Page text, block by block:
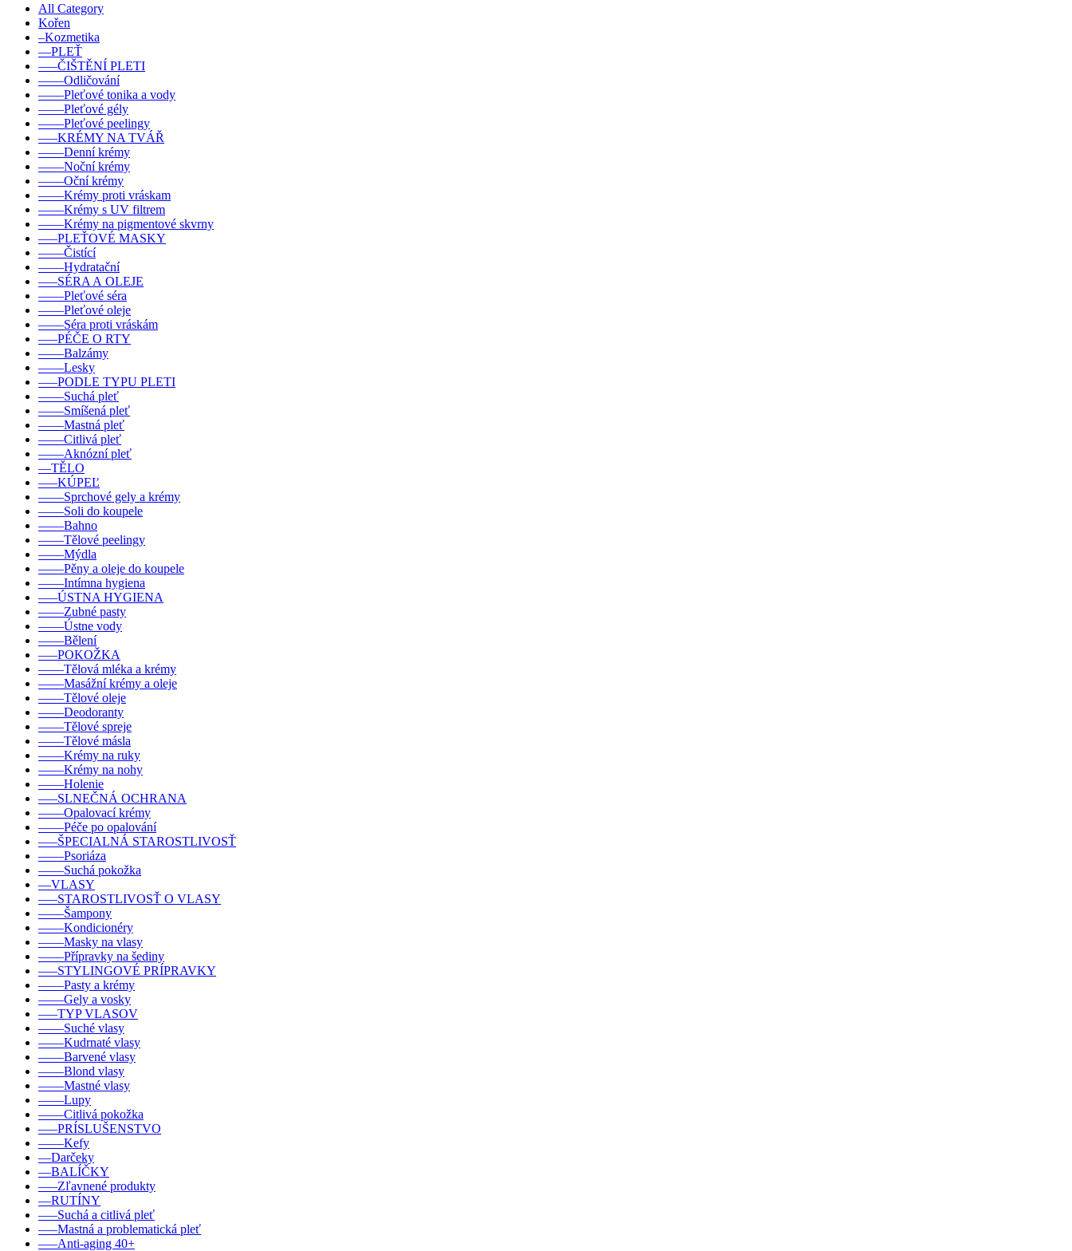
All Category
Kořen
–Kozmetika
––PLEŤ
–––ČIŠTĚNÍ PLETI
––––Odličování
––––Pleťové tonika a vody
––––Pleťové gély
––––Pleťové peelingy
–––KRÉMY NA TVÁŘ
––––Denní krémy
––––Noční krémy
––––Oční krémy
––––Krémy proti vráskam
––––Krémy s UV filtrem
––––Krémy na pigmentové skvrny
–––PLEŤOVÉ MASKY
––––Čistící
––––Hydratační
–––SÉRA A OLEJE
––––Pleťové séra
––––Pleťové oleje
––––Séra proti vráskám
–––PÉČE O RTY
––––Balzámy
––––Lesky
–––PODLE TYPU PLETI
––––Suchá pleť
––––Smíšená pleť
––––Mastná pleť
––––Citlivá pleť
––––Aknózní pleť
––TĚLO
–––KÚPEĽ
––––Sprchové gely a krémy
––––Soli do koupele
––––Bahno
––––Tělové peelingy
––––Mýdla
––––Pěny a oleje do koupele
––––Intímna hygiena
–––ÚSTNA HYGIENA
––––Zubné pasty
––––Ústne vody
––––Bělení
–––POKOŽKA
––––Tělová mléka a krémy
––––Masážní krémy a oleje
––––Tělové oleje
––––Deodoranty
––––Tělové spreje
––––Tělové másla
––––Krémy na ruky
––––Krémy na nohy
––––Holenie
–––SLNEČNÁ OCHRANA
––––Opalovací krémy
––––Péče po opalování
–––ŠPECIALNÁ STAROSTLIVOSŤ
––––Psoriáza
––––Suchá pokožka
––VLASY
–––STAROSTLIVOSŤ O VLASY
––––Šampony
––––Kondicionéry
––––Masky na vlasy
––––Přípravky na šediny
–––STYLINGOVÉ PRÍPRAVKY
––––Pasty a krémy
––––Gely a vosky
–––TYP VLASOV
––––Suché vlasy
––––Kudrnaté vlasy
––––Barvené vlasy
––––Blond vlasy
––––Mastné vlasy
––––Lupy
––––Citlivá pokožka
–––PRÍSLUŠENSTVO
––––Kefy
––Darčeky
––BALÍČKY
–––Zľavnené produkty
––RUTÍNY
–––Suchá a citlivá pleť
–––Mastná a problematická pleť
–––Anti-aging 40+